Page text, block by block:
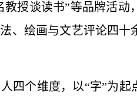
授谈读书”等品牌活
、绘画与文艺评论四
四个维度，以“字”为起